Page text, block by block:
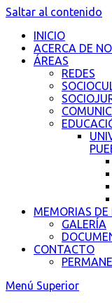
Saltar al contenido
INICIO
ACERCA DE
ÁREAS
REDES
MEMORIAS DE
GALERÍA
CONTACTO
Menú Superior